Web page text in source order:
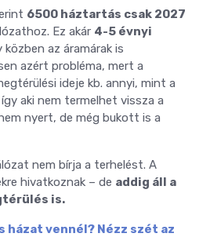
6500 háztartás csak 2027
Ez akár 4-5 évnyi
közben az áramárak is
azért probléma, mert a
ideje kb. annyi, mint a
aki nem termelhet vissza a
nyert, de még bukott is a
nem bírja a terhelést. A
hivatkoznak – de addig áll a
is.
házat vennél? Nézz szét az